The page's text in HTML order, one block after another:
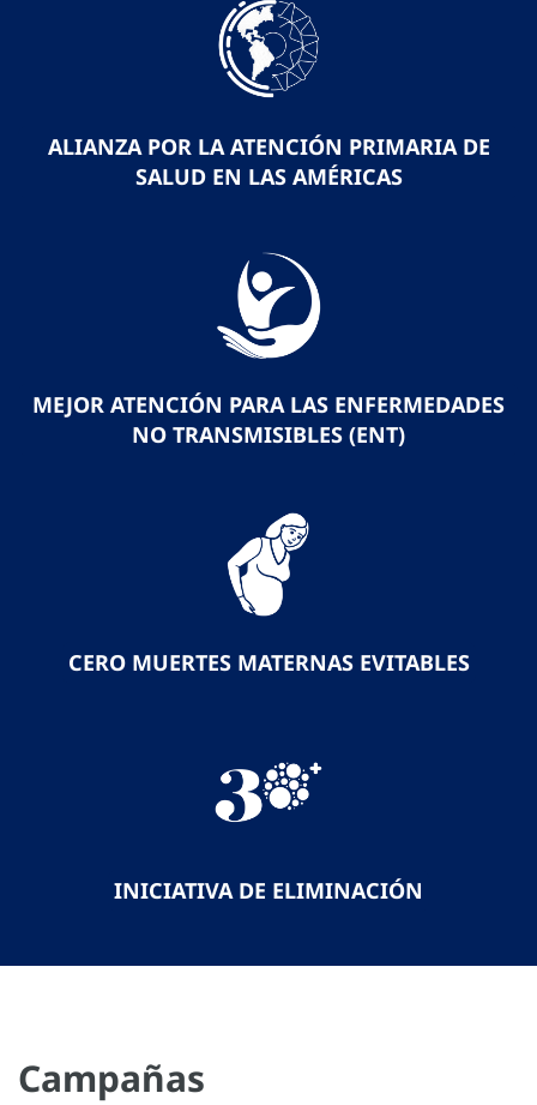
ALIANZA POR LA ATENCIÓN PRIMARIA DE
SALUD EN LAS AMÉRICAS
MEJOR ATENCIÓN PARA LAS ENFERMEDADES
NO TRANSMISIBLES (ENT)
CERO MUERTES MATERNAS EVITABLES
INICIATIVA DE ELIMINACIÓN
Campañas